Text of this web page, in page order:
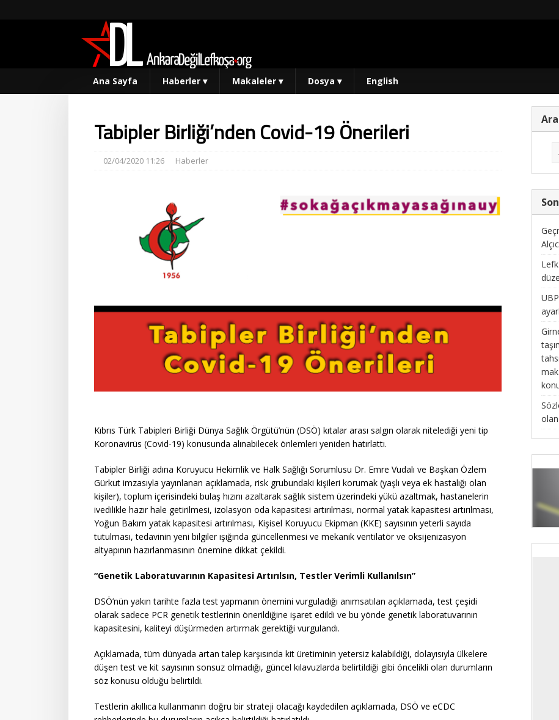
Ana Sayfa Haberler ▾ Makaleler ▾ Dosya ▾ English
Tabipler Birliği’nden Covid-19 Önerileri
02/04/2020 11:26 Haberler
Kıbrıs Türk Tabipleri Birliği Dünya Sağlık Örgütü’nün (DSÖ) kıtalar arası salgın olarak nitelediği yeni tip
Koronavirüs (Covid-19) konusunda alınabilecek önlemleri yeniden hatırlattı.
Tabipler Birliği adına Koruyucu Hekimlik ve Halk Sağlığı Sorumlusu Dr. Emre Vudalı ve Başkan Özlem
Gürkut imzasıyla yayınlanan açıklamada, risk grubundaki kişileri korumak (yaşlı veya ek hastalığı olan
kişiler), toplum içerisindeki bulaş hızını azaltarak sağlık sistem üzerindeki yükü azaltmak, hastanelerin
ivedilikle hazır hale getirilmesi, izolasyon oda kapasitesi artırılması, normal yatak kapasitesi artırılması,
Yoğun Bakım yatak kapasitesi artırılması, Kişisel Koruyucu Ekipman (KKE) sayısının yeterli sayıda
tutulması, tedavinin yeni bilgiler ışığında güncellenmesi ve mekanik ventilatör ve oksijenizasyon
altyapının hazırlanmasının önemine dikkat çekildi.
“Genetik Laboratuvarının Kapasitesi Artırılsın, Testler Verimli Kullanılsın”
DSÖ’nün yakın tarihte fazla test yapmanın önemini vurguladığı anımsatılan açıklamada, test çeşidi
olarak sadece PCR genetik testlerinin önerildiğine işaret edildi ve bu yönde genetik laboratuvarının
kapasitesini, kaliteyi düşürmeden artırmak gerektiği vurgulandı.
Açıklamada, tüm dünyada artan talep karşısında kit üretiminin yetersiz kalabildiği, dolayısıyla ülkelere
düşen test ve kit sayısının sonsuz olmadığı, güncel kılavuzlarda belirtildiği gibi öncelikli olan durumların
söz konusu olduğu belirtildi.
Testlerin akıllıca kullanmanın doğru bir strateji olacağı kaydedilen açıklamada, DSÖ ve eCDC
olan